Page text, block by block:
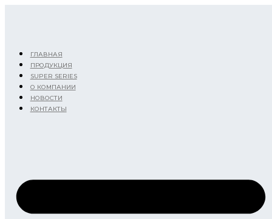
ГЛАВНАЯ
ПРОДУКЦИЯ
SUPER SERIES
О КОМПАНИИ
НОВОСТИ
КОНТАКТЫ